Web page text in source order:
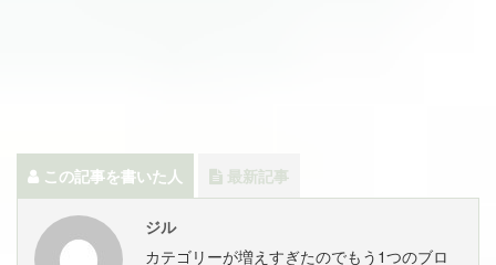
この記事を書いた人 最新記事
ジル
カテゴリーが増えすぎたのでもう1つのブロ